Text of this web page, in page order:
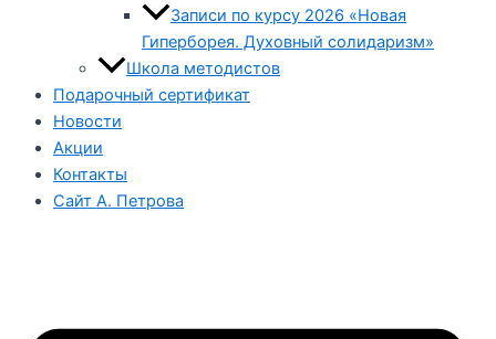
Записи по курсу 2026 «Новая
Гиперборея. Духовный солидаризм»
Школа методистов
Подарочный сертификат
Новости
Акции
Контакты
Сайт А. Петрова